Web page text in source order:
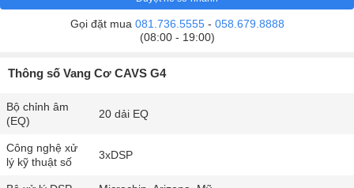
Gọi đặt mua 081.736.5555- 058.679.8888
(08:00 - 19:00)
Thông số Vang Cơ CAVS G4
Bộ chỉnh âm
(EQ)
20 dải EQ
Công nghệ xử
lý kỹ thuật số
3xDSP